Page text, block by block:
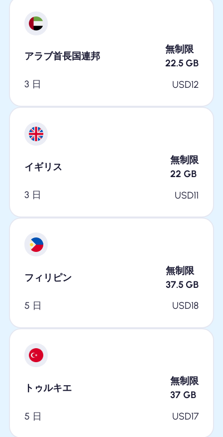
アラブ首長国連邦
無制限
22.5 GB
3 日
USD12
イギリス
無制限
22 GB
3 日
USD11
フィリピン
無制限
37.5 GB
5 日
USD18
トゥルキエ
無制限
37 GB
5 日
USD17